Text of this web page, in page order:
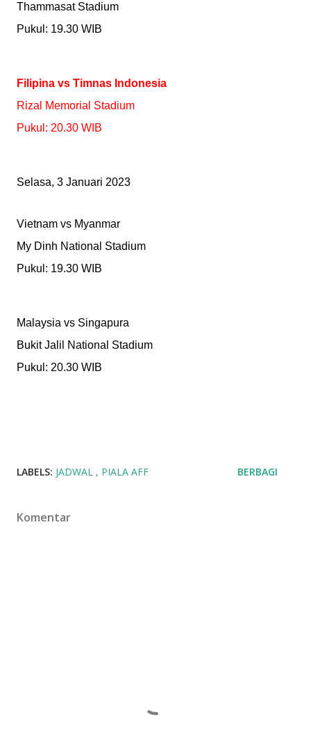
Thammasat Stadium
Pukul: 19.30 WIB
Filipina vs Timnas Indonesia
Rizal Memorial Stadium
Pukul: 20.30 WIB
Selasa, 3 Januari 2023
Vietnam vs Myanmar
My Dinh National Stadium
Pukul: 19.30 WIB
Malaysia vs Singapura
Bukit Jalil National Stadium
Pukul: 20.30 WIB
LABELS: JADWAL PIALA AFF BERBAGI
Komentar